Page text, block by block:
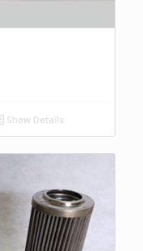
Show Details